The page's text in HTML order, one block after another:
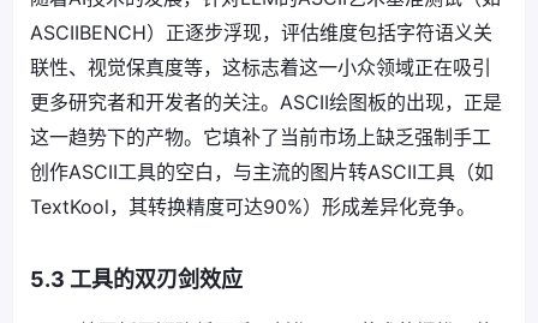
ASCIIBENCH）正逐步浮现，评估维度包括字符语义关
联性、视觉保真度等，这标志着这一小众领域正在吸引
更多研究者和开发者的关注。ASCII绘图板的出现，正是
这一趋势下的产物。它填补了当前市场上缺乏强制手工
创作ASCII工具的空白，与主流的图片转ASCII工具（如
TextKool，其转换精度可达90%）形成差异化竞争。
5.3 工具的双刃剑效应